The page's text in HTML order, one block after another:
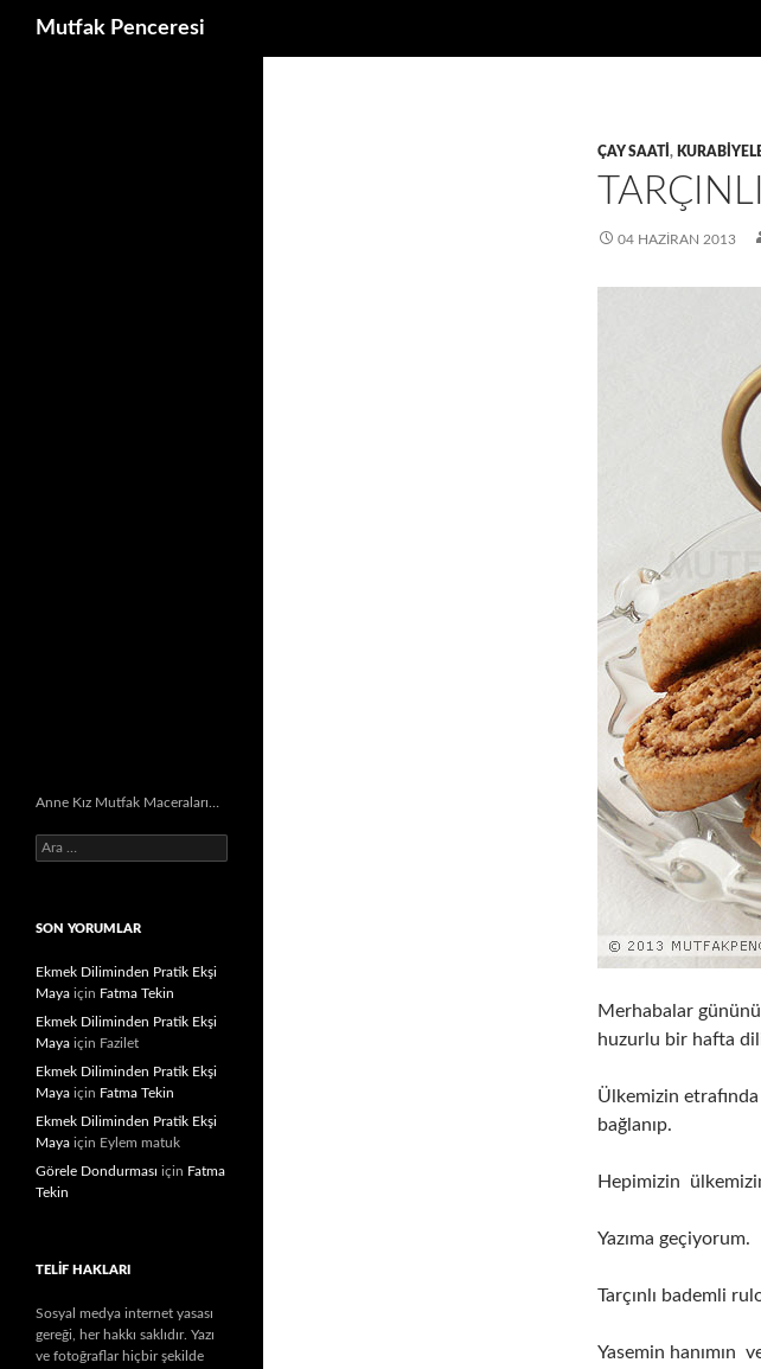
Mutfak Penceresi
ÇAY SAATI ,
04 HAZIRAN 2013
Merhabalar
huzurlu bir hafta
Ülkemizin
bağlanıp.
Hepimizin
Yazıma geçiyorum.
Tarçınlı bademli
Yasemin hanımın
Anne Kız Mutfak Maceraları…
Arama:
SON YORUMLAR
Ekmek Diliminden Pratik Ekşi
Maya için Fatma Tekin
Ekmek Diliminden Pratik Ekşi
Maya için Fazilet
Ekmek Diliminden Pratik Ekşi
Maya için Fatma Tekin
Ekmek Diliminden Pratik Ekşi
Maya için Eylem matuk
Görele Dondurması için Fatma
Tekin
TELIF HAKLARI
Sosyal medya internet yasası
gereği, her hakkı saklıdır. Yazı
ve fotoğraflar hiçbir şekilde